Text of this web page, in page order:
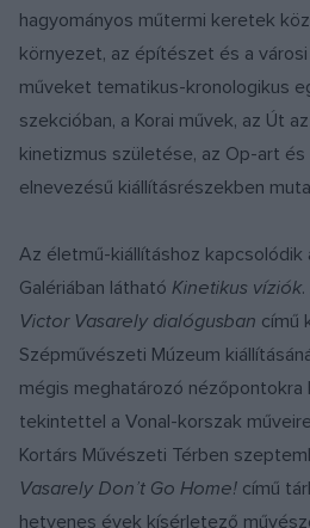
hagyományos műtermi keretek
környezet, az építészet és a
műveket tematikus-kronologikus
szekcióban, a Korai művek, az Út
kinetizmus születése, az Op-art
elnevezésű kiállításrészekben
Az életmű-kiállításhoz kapcsolódik
Galériában látható Kinetikus víziók.
Victor Vasarely dialógusban című
Szépművészeti Múzeum
mégis meghatározó nézőpontokra
tekintettel a Vonal-korszak
Kortárs Művészeti Térben
Vasarely Don’t Go Home! című
hetvenes évek kísérletező